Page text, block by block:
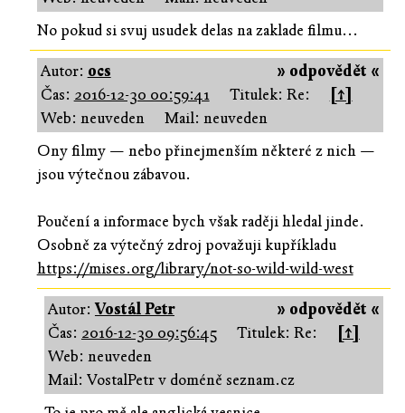
No pokud si svuj usudek delas na zaklade filmu...
» odpovědět «
Autor: ocs
Čas: 2016-12-30 00:59:41 Titulek: Re:
[↑]
Web: neuveden
Mail: neuveden
Ony filmy — nebo přinejmenším některé z nich —
jsou výtečnou zábavou.
Poučení a informace bych však raději hledal jinde.
Osobně za výtečný zdroj považuji kupříkladu
https://mises.org/library/not-so-wild-wild-west
» odpovědět «
Autor:Vostál Petr
Čas: 2016-12-30 09:56:45 Titulek: Re:
[↑]
Web: neuveden
Mail: VostalPetr v doméně seznam.cz